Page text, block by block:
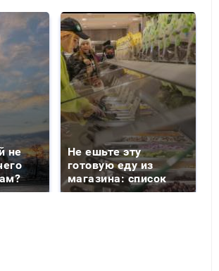
не
Не ешьте эту
готовую еду из
магазина: список